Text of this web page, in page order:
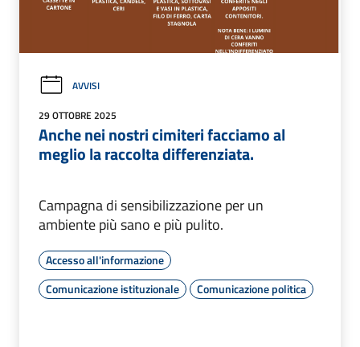
AVVISI
29 OTTOBRE 2025
Anche nei nostri cimiteri facciamo al
meglio la raccolta differenziata.
Campagna di sensibilizzazione per un
ambiente più sano e più pulito.
Accesso all'informazione
Comunicazione istituzionale
Comunicazione politica